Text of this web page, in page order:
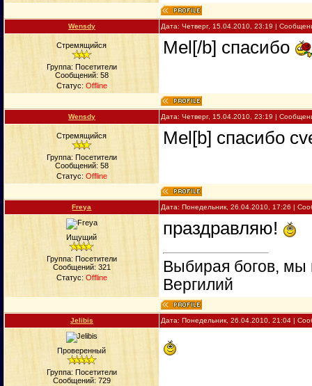
Wensdy Дата: Четверг, 15.04.2010, 23:19 |
Стремящийся
Группа: Посетители
Сообщений: 58
Статус: Offline
Mel[/b] спасибо
Wensdy Дата: Четверг, 15.04.2010, 23:19 |
Стремящийся
Группа: Посетители
Сообщений: 58
Статус: Offline
Mel[b] спасибо
Freya Дата: Понедельник, 26.04.2010, 17:26 |
Ищущий
Группа: Посетители
Сообщений: 321
Статус: Offline
праздравляю!
Выбирая богов, мы
Вергилий
Jelibis Дата: Понедельник, 26.04.2010, 21:04 |
Проверенный
Группа: Посетители
Сообщений: 729